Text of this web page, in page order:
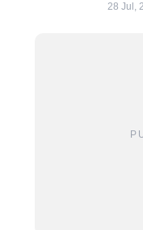
28 Jul,